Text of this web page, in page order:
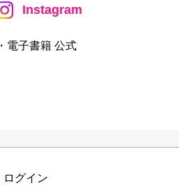
Instagram
・電子書籍 公式
ログイン